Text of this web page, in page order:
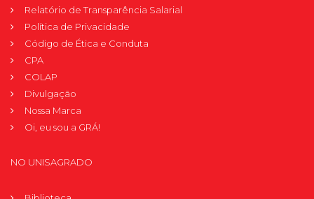
Relatório de Transparência Salarial
Política de Privacidade
Código de Ética e Conduta
CPA
COLAP
Divulgação
Nossa Marca
Oi, eu sou a GRÁ!
NO UNISAGRADO